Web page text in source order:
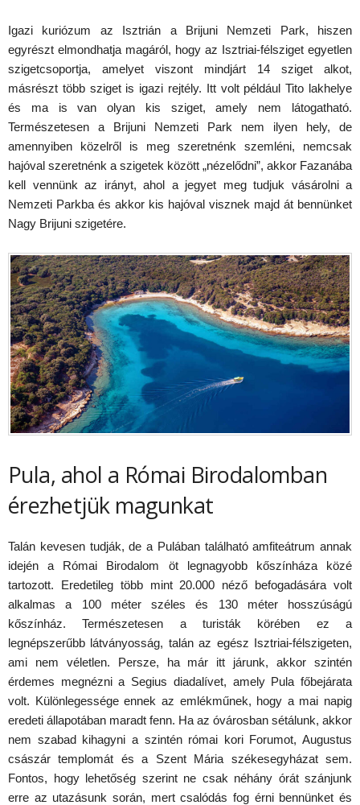
Igazi kuriózum az Isztrián a Brijuni Nemzeti Park, hiszen
egyrészt elmondhatja magáról, hogy az Isztriai-félsziget egyetlen
szigetcsoportja, amelyet viszont mindjárt 14 sziget alkot,
másrészt több sziget is igazi rejtély. Itt volt például Tito lakhelye
és ma is van olyan kis sziget, amely nem látogatható.
Természetesen a Brijuni Nemzeti Park nem ilyen hely, de
amennyiben közelről is meg szeretnénk szemléni, nemcsak
hajóval szeretnénk a szigetek között „nézelődni”, akkor Fazanába
kell vennünk az irányt, ahol a jegyet meg tudjuk vásárolni a
Nemzeti Parkba és akkor kis hajóval visznek majd át bennünket
Nagy Brijuni szigetére.
Pula, ahol a Római Birodalomban
érezhetjük magunkat
Talán kevesen tudják, de a Pulában található amfiteátrum annak
idején a Római Birodalom öt legnagyobb kőszínháza közé
tartozott. Eredetileg több mint 20.000 néző befogadására volt
alkalmas a 100 méter széles és 130 méter hosszúságú
kőszínház. Természetesen a turisták körében ez a
legnépszerűbb látványosság, talán az egész Isztriai-félszigeten,
ami nem véletlen. Persze, ha már itt járunk, akkor szintén
érdemes megnézni a Segius diadalívet, amely Pula főbejárata
volt. Különlegessége ennek az emlékműnek, hogy a mai napig
eredeti állapotában maradt fenn. Ha az óvárosban sétálunk, akkor
nem szabad kihagyni a szintén római kori Forumot, Augustus
császár templomát és a Szent Mária székesegyházat sem.
Fontos, hogy lehetőség szerint ne csak néhány órát szánjunk
erre az utazásunk során, mert csalódás fog érni bennünket és